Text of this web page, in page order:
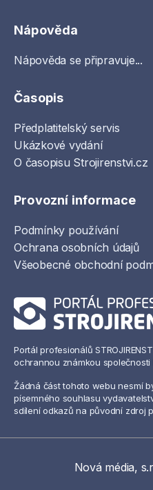
Nápověda
Nápověda se připravuje...
Časopis
Předplatitelský servis
Ukázkové vydání
O časopisu Strojirenstvi.cz
Provozní informace
Podmínky používání
Ochrana osobních údajů
Všeobecné obchodní
Portál profesionálů
ochrannou známkou společnosti
Žádná část tohoto webu nesmí
písemného souhlasu
sdílení odkazů na původní zdroj
Nová média,